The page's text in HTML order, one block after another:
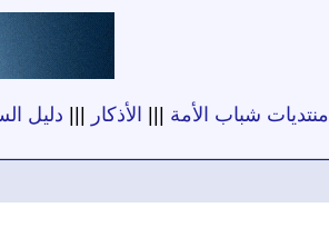
منتديات شباب الأمة الأذكار دليل